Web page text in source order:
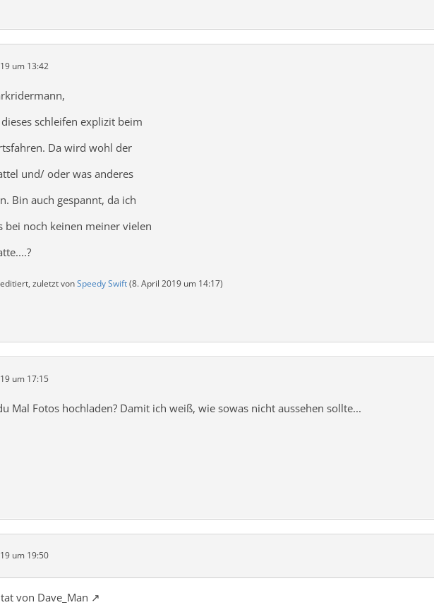
um 13:42
dieses schleifen explizit beim
Da wird wohl der
und/ oder was anderes
Bin auch gespannt, da ich
bei noch keinen meiner vielen
zuletzt vonSpeedy Swift(8. April 2019 um 14:17)
um 17:15
Mal Fotos hochladen? Damit ich weiß, wie sowas nicht aussehen sollte...
um 19:50
von Dave_Man